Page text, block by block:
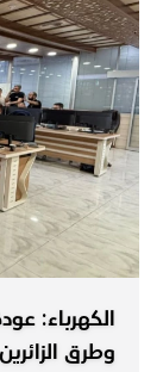
الكهرباء:
وطرق